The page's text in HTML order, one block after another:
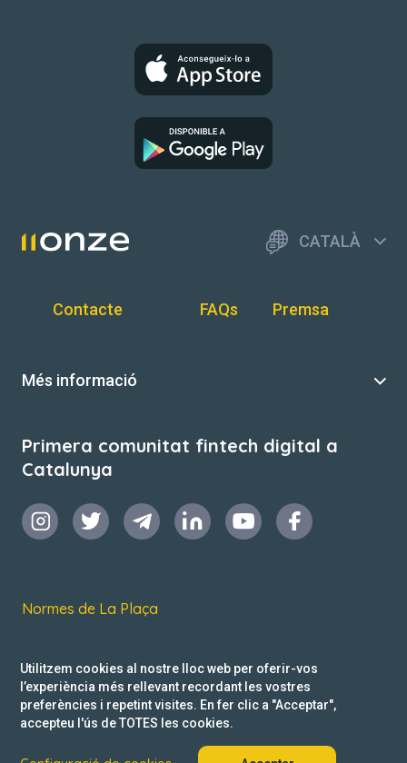
CATALÀ
Contacte FAQs Premsa
Més informació
Primera comunitat fintech digital a
Catalunya
Normes de La Plaça
Política de privacitat
Reclamacions
Utilitzem cookies al nostre lloc web per oferir-vos
l’experiència més rellevant recordant les vostres
preferències i repetint visites. En fer clic a "Acceptar",
accepteu l'ús de TOTES les cookies.